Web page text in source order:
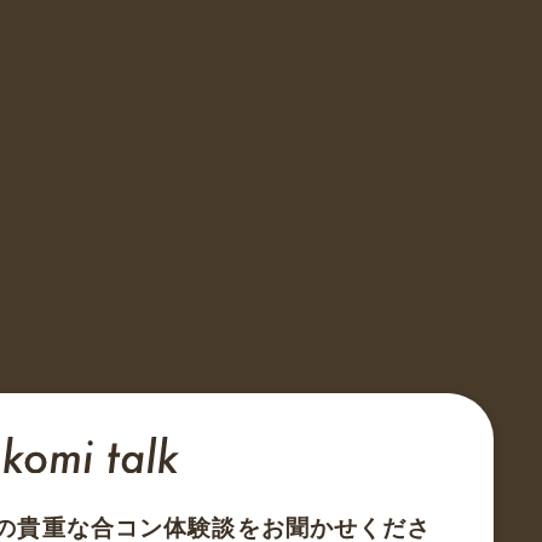
貴重な合コン体験談をお聞かせくださ